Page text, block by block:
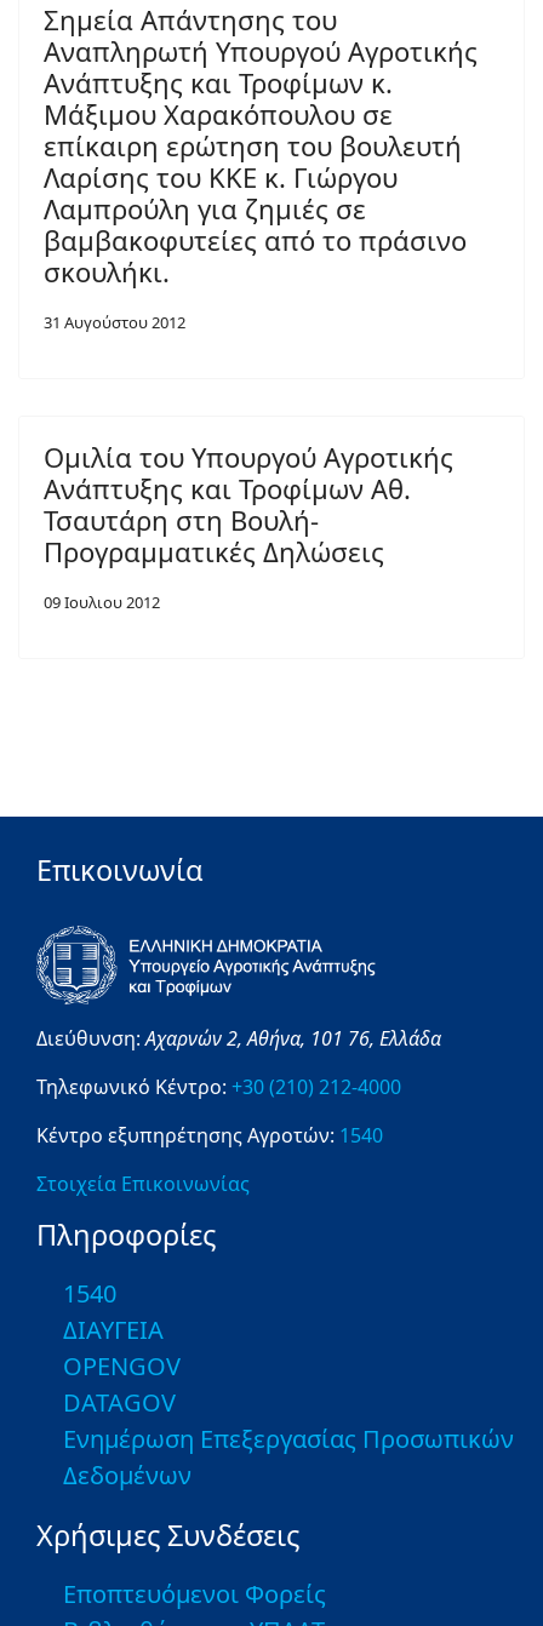
Σημεία Απάντησης του
Αναπληρωτή Υπουργού Αγροτικής
Ανάπτυξης και Τροφίμων κ.
Μάξιμου Χαρακόπουλου σε
επίκαιρη ερώτηση του βουλευτή
Λαρίσης του ΚΚΕ κ. Γιώργου
Λαμπρούλη για ζημιές σε
βαμβακοφυτείες από το πράσινο
σκουλήκι.
31 Αυγούστου 2012
Ομιλία του Υπουργού Αγροτικής
Ανάπτυξης και Τροφίμων Αθ.
Τσαυτάρη στη Βουλή-
Προγραμματικές Δηλώσεις
09 Ιουλιου 2012
Επικοινωνία
Διεύθυνση:Αχαρνών 2,Αθήνα, 101 76, Ελλάδα
Τηλεφωνικό Κέντρο: +30 (210) 212-4000
Κέντρο εξυπηρέτησης Αγροτών: 1540
Στοιχεία Επικοινωνίας
Πληροφορίες
1540
ΔΙΑΥΓΕΙΑ
OPENGOV
DATAGOV
Ενημέρωση Επεξεργασίας Προσωπικών
Δεδομένων
Χρήσιμες Συνδέσεις
Εποπτευόμενοι Φορείς